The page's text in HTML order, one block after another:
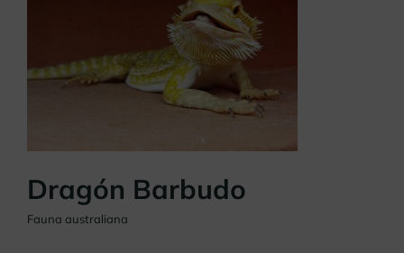
Dragón Barbudo
Fauna australiana